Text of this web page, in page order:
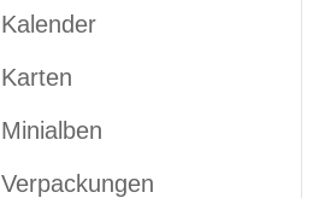
Kalender
Karten
Minialben
Verpackungen